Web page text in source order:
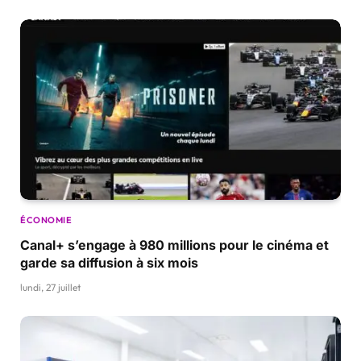
ÉCONOMIE
Canal+ s’engage à 980 millions pour le cinéma et
garde sa diffusion à six mois
lundi, 27 juillet